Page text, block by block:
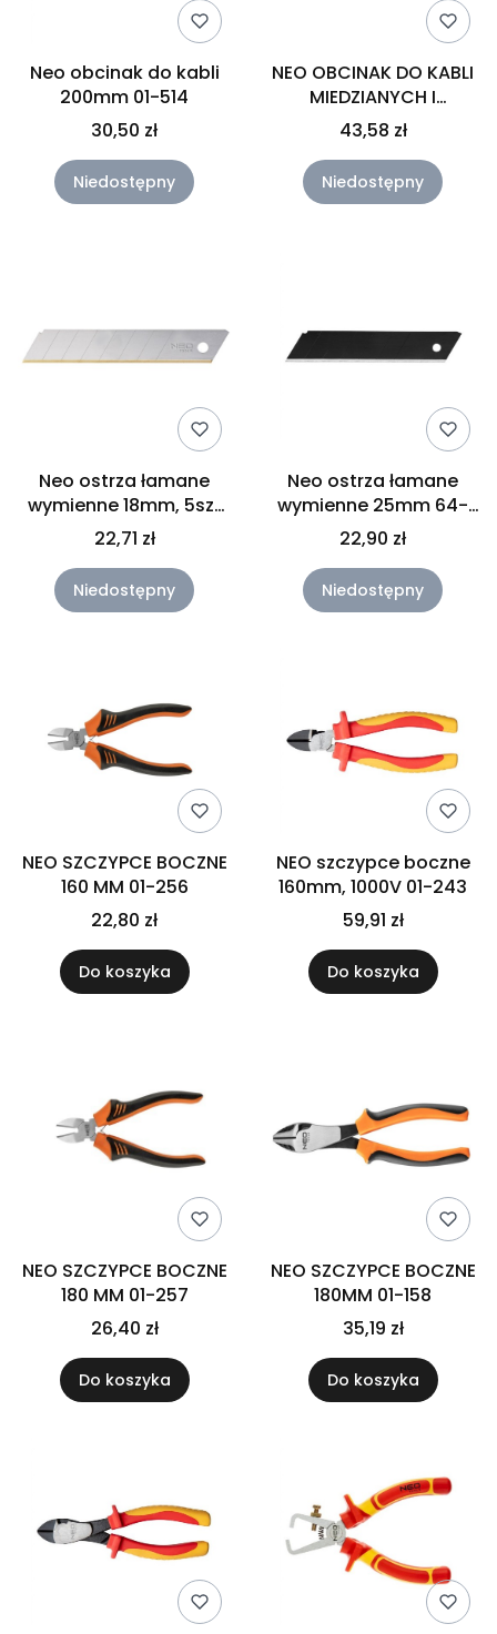
Neo obcinak do kabli
200mm 01-514
30,50 zł
Niedostępny
NEO OBCINAK DO KABLI
MIEDZIANYCH I
ALUMINIOWYCH 225 MM
01-515
43,58 zł
Niedostępny
Neo ostrza łamane
wymienne 18mm, 5szt
64-020
22,71 zł
Niedostępny
Neo ostrza łamane
wymienne 25mm 64-
014
22,90 zł
Niedostępny
NEO SZCZYPCE BOCZNE
160 MM 01-256
22,80 zł
Do koszyka
NEO szczypce boczne
160mm, 1000V 01-243
59,91 zł
Do koszyka
NEO SZCZYPCE BOCZNE
180 MM 01-257
26,40 zł
Do koszyka
NEO SZCZYPCE BOCZNE
180MM 01-158
35,19 zł
Do koszyka